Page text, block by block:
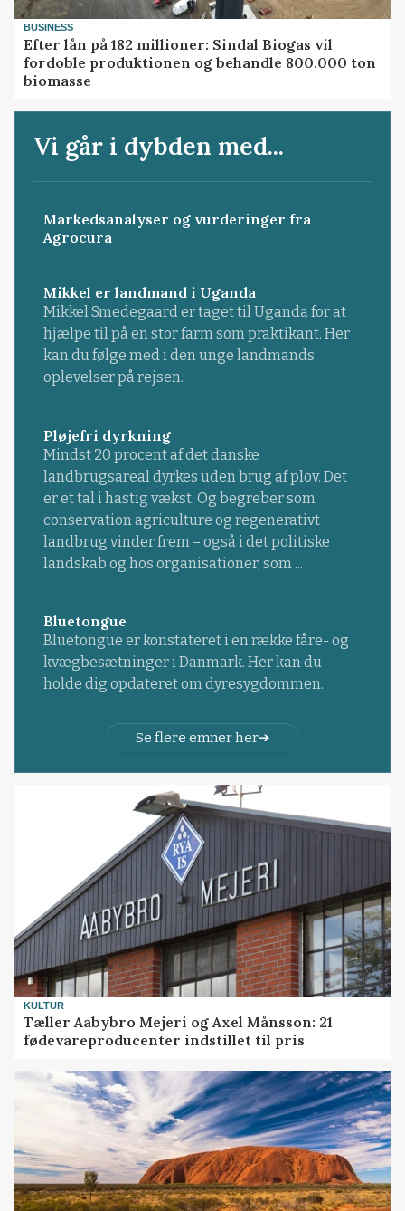
BUSINESS
Efter lån på 182 millioner: Sindal Biogas vil
fordoble produktionen og behandle 800.000 ton
biomasse
Vi går i dybden med...
Markedsanalyser og vurderinger fra
Agrocura
Mikkel er landmand i Uganda
Mikkel Smedegaard er taget til Uganda for at
hjælpe til på en stor farm som praktikant. Her
kan du følge med i den unge landmands
oplevelser på rejsen.
Pløjefri dyrkning
Mindst 20 procent af det danske
landbrugsareal dyrkes uden brug af plov. Det
er et tal i hastig vækst. Og begreber som
conservation agriculture og regenerativt
landbrug vinder frem – også i det politiske
landskab og hos organisationer, som ...
Bluetongue
Bluetongue er konstateret i en række fåre- og
kvægbesætninger i Danmark. Her kan du
holde dig opdateret om dyresygdommen.
Se flere emner her
KULTUR
Tæller Aabybro Mejeri og Axel Månsson: 21
fødevareproducenter indstillet til pris